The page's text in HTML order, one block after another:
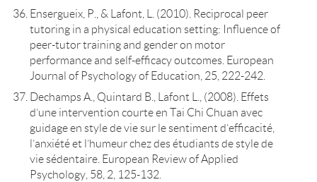
Ensergueix, P., & Lafont, L. (2010). Reciprocal peer
tutoring in a physical education setting: Influence of
peer-tutor training and gender on motor
performance and self-efficacy outcomes. European
Journal of Psychology of Education, 25, 222-242.
Dechamps A., Quintard B., Lafont L., (2008). Effets
d’une intervention courte en Tai Chi Chuan avec
guidage en style de vie sur le sentiment d’efficacité,
l’anxiété et l’humeur chez des étudiants de style de
vie sédentaire. European Review of Applied
Psychology, 58, 2, 125-132.